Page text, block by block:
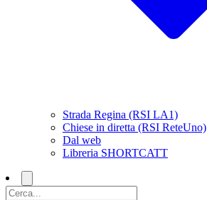
Strada Regina (RSI LA1)
Chiese in diretta (RSI ReteUno)
Dal web
Libreria SHORTCATT